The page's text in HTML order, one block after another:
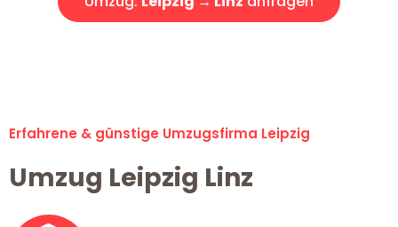
Erfahrene & günstige Umzugsfirma Leipzig
Umzug Leipzig Linz